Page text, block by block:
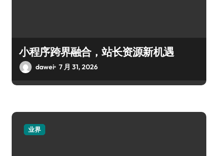
小程序跨界融合，站长资源新机遇
dawei 7 月 31, 2026
业界